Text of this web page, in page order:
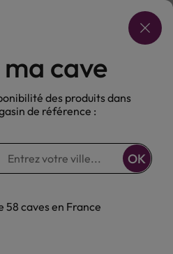
Choisir ma cave
Sans alcool
cave
des produits dans
de référence :
OK
58 caves en France